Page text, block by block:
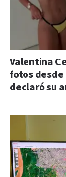
Valentina
fotos desde
declaró su